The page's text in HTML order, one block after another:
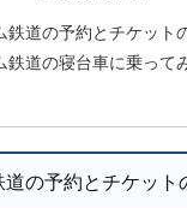
鉄道の予約とチケット
鉄道の寝台車に乗って
道の予約とチケット